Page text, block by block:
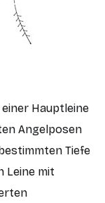
Hauptleine
Angelposen
Tiefe
Leine mit